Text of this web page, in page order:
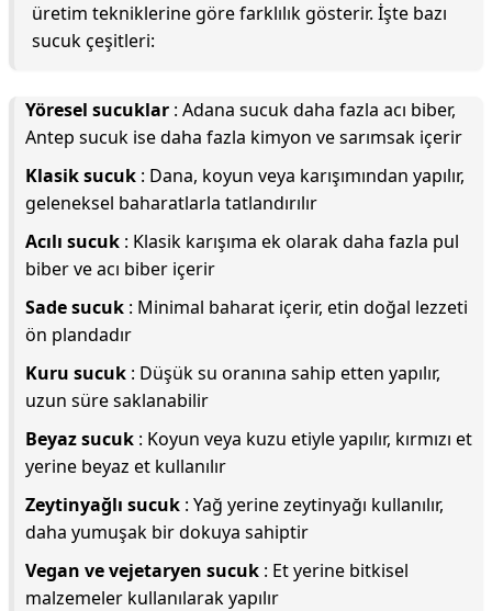
üretim tekniklerine göre farklılık gösterir. İşte bazı
sucuk çeşitleri:
Yöresel sucuklar : Adana sucuk daha fazla acı biber,
Antep sucuk ise daha fazla kimyon ve sarımsak içerir
Klasik sucuk : Dana, koyun veya karışımından yapılır,
geleneksel baharatlarla tatlandırılır
Acılı sucuk : Klasik karışıma ek olarak daha fazla pul
biber ve acı biber içerir
Sade sucuk : Minimal baharat içerir, etin doğal lezzeti
ön plandadır
Kuru sucuk : Düşük su oranına sahip etten yapılır,
uzun süre saklanabilir
Beyaz sucuk : Koyun veya kuzu etiyle yapılır, kırmızı et
yerine beyaz et kullanılır
Zeytinyağlı sucuk : Yağ yerine zeytinyağı kullanılır,
daha yumuşak bir dokuya sahiptir
Vegan ve vejetaryen sucuk : Et yerine bitkisel
malzemeler kullanılarak yapılır